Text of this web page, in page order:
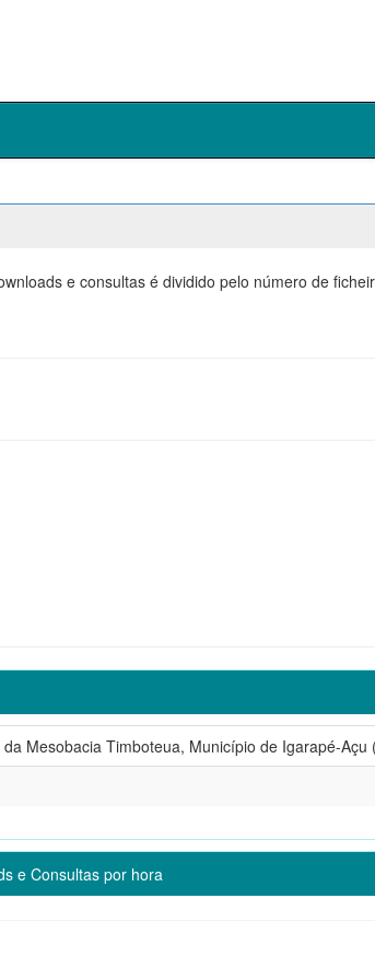
e consultas é dividido pelo número de
Mesobacia Timboteua, Município de Igarapé-Açu
e Consultas por hora